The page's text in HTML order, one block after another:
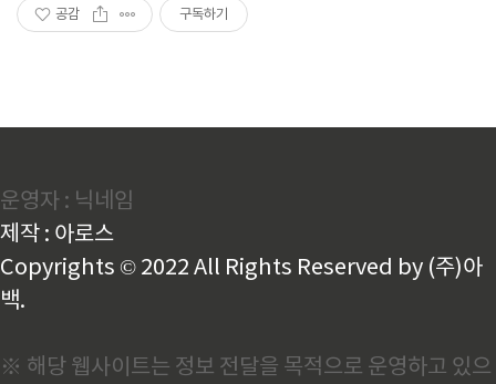
공감 구독하기
운영자 : 닉네임
제작 : 아로스
Copyrights © 2022 All Rights Reserved by (주)아
백.
※ 해당 웹사이트는 정보 전달을 목적으로 운영하고 있으